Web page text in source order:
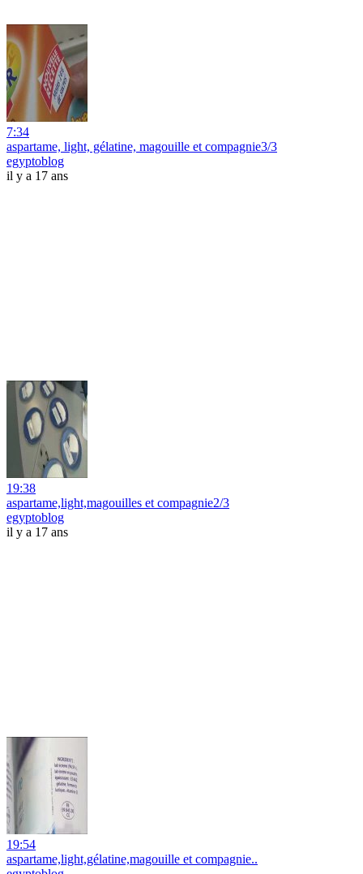
7:34
aspartame, light, gélatine, magouille et compagnie3/3
egyptoblog
il y a 17 ans
19:38
aspartame,light,magouilles et compagnie2/3
egyptoblog
il y a 17 ans
19:54
aspartame,light,gélatine,magouille et compagnie..